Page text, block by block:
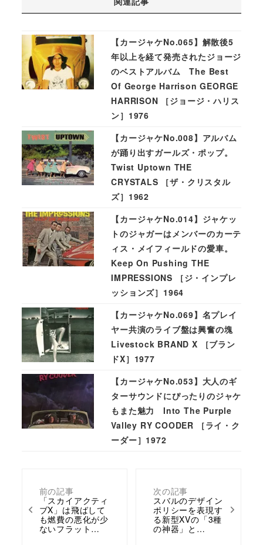
前の記事
「スカイアクティ
ブX」は飛ばして
も燃費の悪化が少
ないフラット…
次の記事
スバルのデザイン
ポリシーを表現す
る新型XVの「3種
の神器」と…
【カージャケNo.065】解散後5
年以上を経て発売されたジョージ
のベストアルバム The Best
Of George Harrison GEORGE
HARRISON ［ジョージ・ハリス
ン］1976
【カージャケNo.008】アルバム
が踊り出すガールズ・ポップ。
Twist Uptown THE
CRYSTALS ［ザ・クリスタル
ズ］1962
【カージャケNo.014】ジャケッ
トのジャガーはメンバーのカーテ
ィス・メイフィールドの愛車。
Keep On Pushing THE
IMPRESSIONS ［ジ・インプレ
ッションズ］1964
【カージャケNo.069】名プレイ
ヤー共演のライブ盤は興奮の塊
Livestock BRAND X ［ブラン
ドX］1977
【カージャケNo.053】大人のギ
ターサウンドにぴったりのジャケ
もまた魅力 Into The Purple
Valley RY COODER ［ライ・ク
ーダー］1972